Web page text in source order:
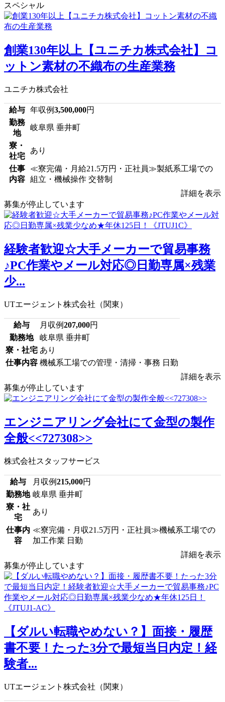
スペシャル
創業130年以上【ユニチカ株式会社】コ
ットン素材の不織布の生産業務
ユニチカ株式会社
給与 年収例3,500,000円
勤務
地
岐阜県 垂井町
寮・
社宅
あり
仕事
内容
≪寮完備・月給21.5万円・正社員≫製紙系工場での
組立・機械操作 交替制
詳細を表示
募集が停止しています
経験者歓迎☆大手メーカーで貿易事務
♪PC作業やメール対応◎日勤専属×残業
少...
UTエージェント株式会社（関東）
給与 月収例207,000円
勤務地
岐阜県 垂井町
寮・社宅 あり
仕事内容 機械系工場での管理・清掃・事務 日勤
詳細を表示
募集が停止しています
エンジニアリング会社にて金型の製作
全般<<727308>>
株式会社スタッフサービス
給与 月収例215,000円
勤務地 岐阜県 垂井町
寮・社
宅
あり
仕事内
容
≪寮完備・月収21.5万円・正社員≫機械系工場での
加工作業 日勤
詳細を表示
募集が停止しています
【ダルい転職やめない？】面接・履歴
書不要！たった3分で最短当日内定！経
験者...
UTエージェント株式会社（関東）